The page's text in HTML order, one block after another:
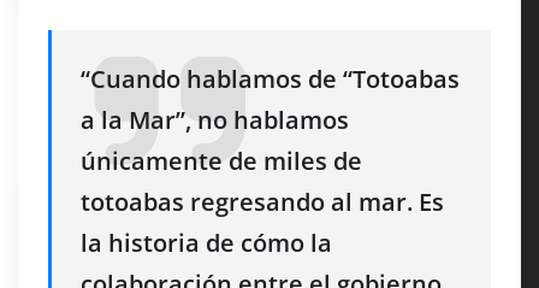
“Cuando hablamos de “Totoabas
a la Mar”, no hablamos
únicamente de miles de
totoabas regresando al mar. Es
la historia de cómo la